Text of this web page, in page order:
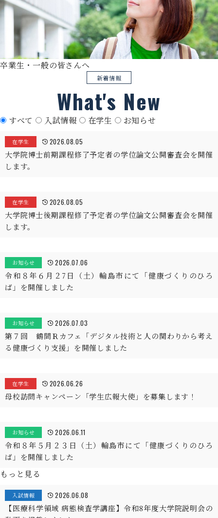
卒業生・一般の皆さんへ
新着情報
What's New
すべて 入試情報 在学生 お知らせ
在学生 2026.08.05
大学院博士前期課程修了予定者の学位論文公開審査会を開催
します。
在学生 2026.08.05
大学院博士後期課程修了予定者の学位論文公開審査会を開催
します。
お知らせ 2026.07.06
令和８年６月２7日（土）輪島市にて「健康づくりのひろ
ば」を開催しました
お知らせ 2026.07.03
第７回 鶴間Ｒカフェ「デジタル技術と人の関わりから考え
る健康づくり支援」を開催しました
在学生 2026.06.26
母校訪問キャンペーン「学生広報大使」を募集します！
お知らせ 2026.06.11
令和８年５月２３日（土）輪島市にて「健康づくりのひろ
ば」を開催しました
もっと見る
入試情報 2026.06.08
【医療科学領域 病態検査学講座】令和8年度大学院説明会の